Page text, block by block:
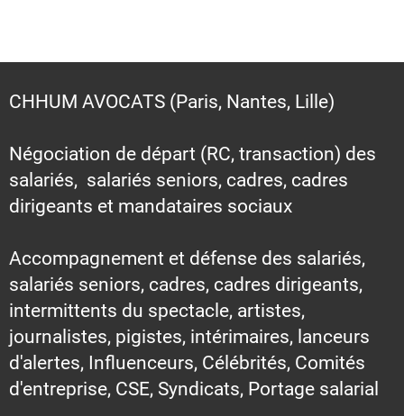
CHHUM AVOCATS (Paris, Nantes, Lille)
Négociation de départ (RC, transaction) des
salariés, salariés seniors, cadres, cadres
dirigeants et mandataires sociaux
Accompagnement et défense des salariés,
salariés seniors, cadres, cadres dirigeants,
intermittents du spectacle, artistes,
journalistes, pigistes, intérimaires, lanceurs
d'alertes, Influenceurs, Célébrités, Comités
d'entreprise, CSE, Syndicats, Portage salarial